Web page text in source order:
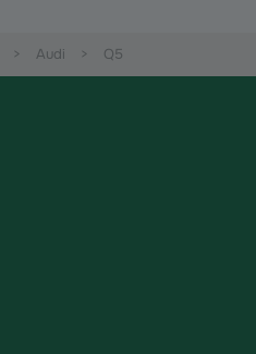
Audi Q5